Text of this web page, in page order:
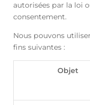
autorisées par la loi
consentement.
Nous pouvons
fins suivantes :
Objet